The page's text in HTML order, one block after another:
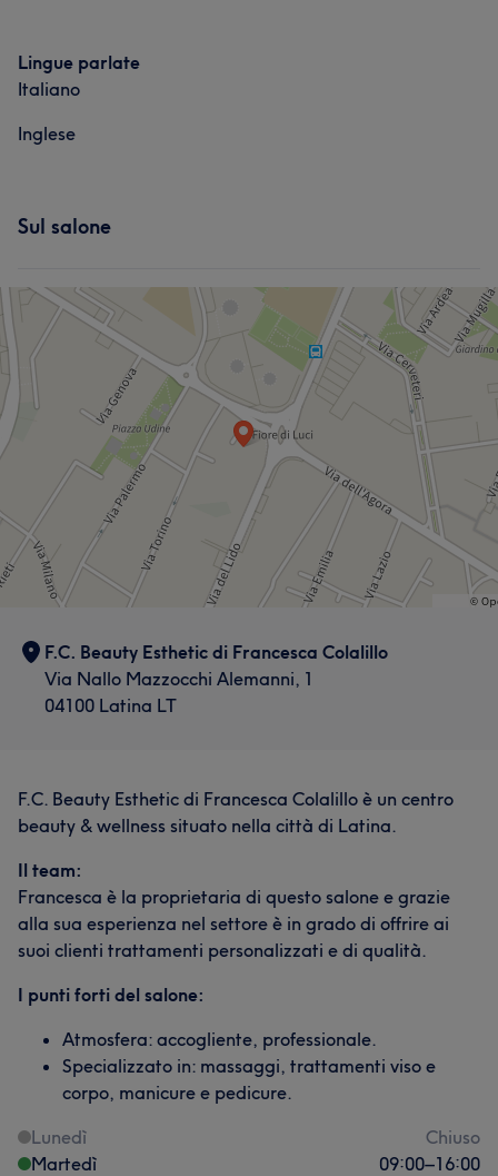
Lingue parlate
Italiano
Inglese
Sul salone
F.C. Beauty Esthetic di Francesca Colalillo
Via Nallo Mazzocchi Alemanni, 1
04100 Latina LT
F.C. Beauty Esthetic di Francesca Colalillo è un centro
beauty & wellness situato nella città di Latina.
Il team:
Francesca è la proprietaria di questo salone e grazie
alla sua esperienza nel settore è in grado di offrire ai
suoi clienti trattamenti personalizzati e di qualità.
I punti forti del salone:
Atmosfera: accogliente, professionale.
Specializzato in: massaggi, trattamenti viso e
corpo, manicure e pedicure.
Lunedì
Chiuso
Martedì
09:00–16:00